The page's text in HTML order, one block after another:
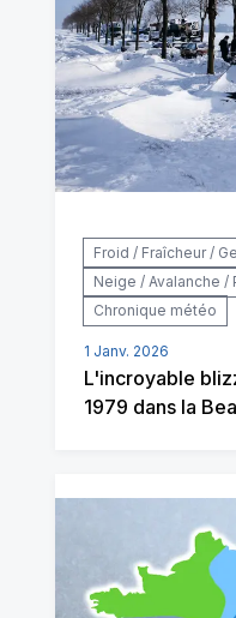
Froid / Fraîcheur /
Neige / Avalanche /
Chronique météo
1 Janv. 2026
L'incroyable
1979 dans la